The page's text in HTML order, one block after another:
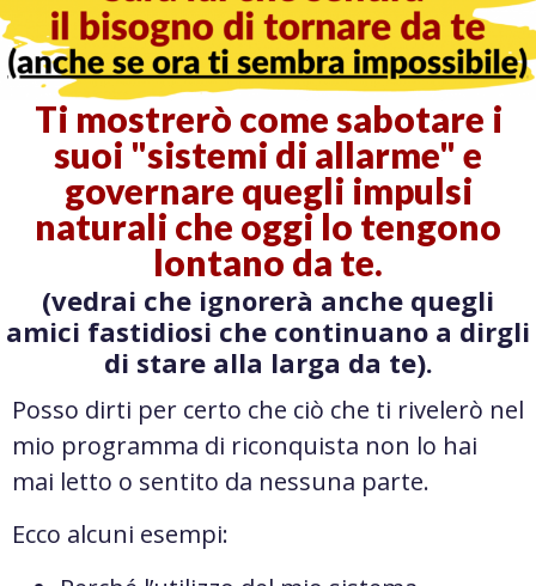
Ti mostrerò come sabotare i
suoi "sistemi di allarme" e
governare quegli impulsi
naturali che oggi lo tengono
lontano da te.
(vedrai che ignorerà anche quegli
amici fastidiosi che continuano a dirgli
di stare alla larga da te).
Posso dirti per certo che ciò che ti rivelerò nel
mio programma di riconquista non lo hai
mai letto o sentito da nessuna parte.
Ecco alcuni esempi: